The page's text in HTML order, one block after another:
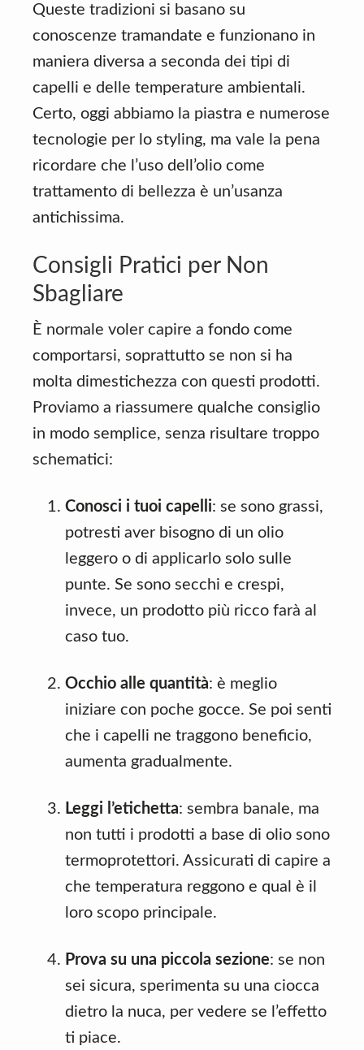
Queste tradizioni si basano su
conoscenze tramandate e funzionano in
maniera diversa a seconda dei tipi di
capelli e delle temperature ambientali.
Certo, oggi abbiamo la piastra e numerose
tecnologie per lo styling, ma vale la pena
ricordare che l’uso dell’olio come
trattamento di bellezza è un’usanza
antichissima.
Consigli Pratici per Non
Sbagliare
È normale voler capire a fondo come
comportarsi, soprattutto se non si ha
molta dimestichezza con questi prodotti.
Proviamo a riassumere qualche consiglio
in modo semplice, senza risultare troppo
schematici:
Conosci i tuoi capelli: se sono grassi,
potresti aver bisogno di un olio
leggero o di applicarlo solo sulle
punte. Se sono secchi e crespi,
invece, un prodotto più ricco farà al
caso tuo.
Occhio alle quantità: è meglio
iniziare con poche gocce. Se poi senti
che i capelli ne traggono beneficio,
aumenta gradualmente.
Leggi l’etichetta: sembra banale, ma
non tutti i prodotti a base di olio sono
termoprotettori. Assicurati di capire a
che temperatura reggono e qual è il
loro scopo principale.
Prova su una piccola sezione: se non
sei sicura, sperimenta su una ciocca
dietro la nuca, per vedere se l’effetto
ti piace.